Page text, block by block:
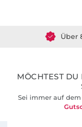
MÖCHTEST
Sei immer auf